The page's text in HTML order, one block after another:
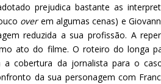
prejudica bastante as
overem algumas cenas) e
reduzida a sua profissão. A
ato do filme. O roteiro do longa
a cobertura da jornalista para o
da sua personagem com